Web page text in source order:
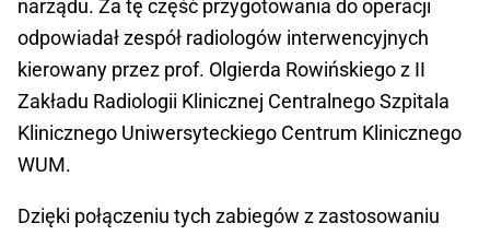
narządu. Za tę część przygotowania do operacji
odpowiadał zespół radiologów interwencyjnych
kierowany przez prof. Olgierda Rowińskiego z II
Zakładu Radiologii Klinicznej Centralnego Szpitala
Klinicznego Uniwersyteckiego Centrum Klinicznego
WUM.
Dzięki połączeniu tych zabiegów z zastosowaniu